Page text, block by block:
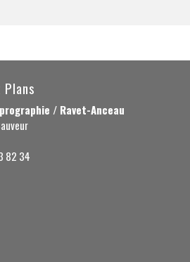
/ Ravet-Anceau
82 34